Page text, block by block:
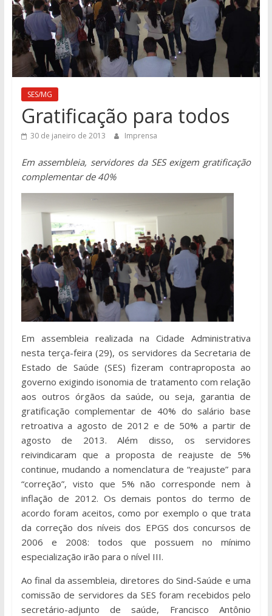
SES/MG
Gratificação para todos
30 de janeiro de 2013 Imprensa
Em assembleia, servidores da SES exigem gratificação
complementar de 40%
Em assembleia realizada na Cidade Administrativa
nesta terça-feira (29), os servidores da Secretaria de
Estado de Saúde (SES) fizeram contraproposta ao
governo exigindo isonomia de tratamento com relação
aos outros órgãos da saúde, ou seja, garantia de
gratificação complementar de 40% do salário base
retroativa a agosto de 2012 e de 50% a partir de
agosto de 2013. Além disso, os servidores
reivindicaram que a proposta de reajuste de 5%
continue, mudando a nomenclatura de “reajuste” para
“correção”, visto que 5% não corresponde nem à
inflação de 2012. Os demais pontos do termo de
acordo foram aceitos, como por exemplo o que trata
da correção dos níveis dos EPGS dos concursos de
2006 e 2008: todos que possuem no mínimo
especialização irão para o nível III.
Ao final da assembleia, diretores do Sind-Saúde e uma
comissão de servidores da SES foram recebidos pelo
secretário-adjunto de saúde, Francisco Antônio